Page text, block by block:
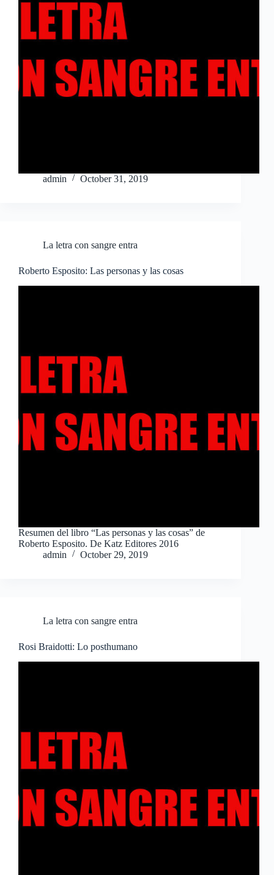
admin October 31, 2019
La letra con sangre entra
Roberto Esposito: Las personas y las cosas
Resumen del libro “Las personas y las cosas” de
Roberto Esposito. De Katz Editores 2016
admin
October 29, 2019
La letra con sangre entra
Rosi Braidotti: Lo posthumano